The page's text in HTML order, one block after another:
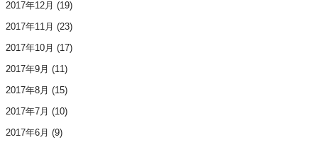
2017年12月 (19)
2017年11月 (23)
2017年10月 (17)
2017年9月 (11)
2017年8月 (15)
2017年7月 (10)
2017年6月 (9)